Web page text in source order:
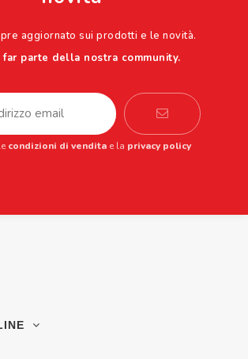
aggiornato sui prodotti e le novità.
far parte della nostra community.
condizioni di venditae la privacy policy